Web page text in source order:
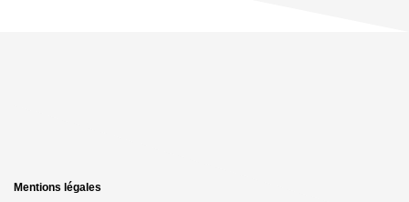
Mentions légales